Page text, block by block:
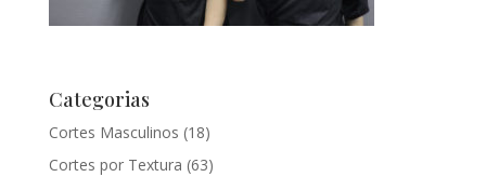
Categorias
Cortes Masculinos (18)
Cortes por Textura (63)